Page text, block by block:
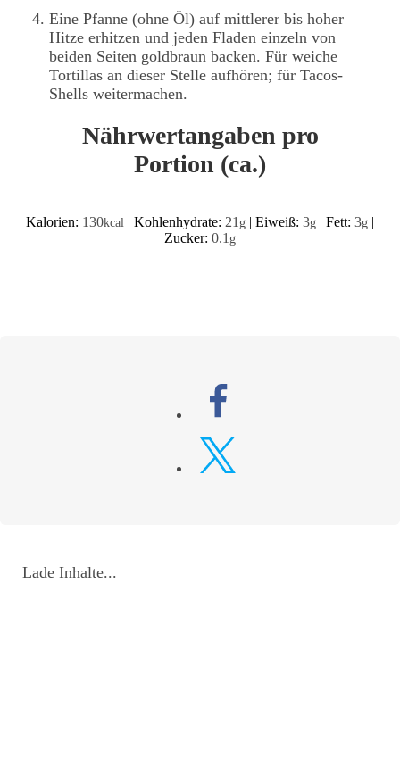
Eine Pfanne (ohne Öl) auf mittlerer bis hoher
Hitze erhitzen und jeden Fladen einzeln von
beiden Seiten goldbraun backen. Für weiche
Tortillas an dieser Stelle aufhören; für Tacos-
Shells weitermachen.
Nährwertangaben pro
Portion (ca.)
Kalorien: 130kcal | Kohlenhydrate: 21 g | Eiweiß: 3g | Fett: 3g |
Zucker: 0.1 g
Lade Inhalte...